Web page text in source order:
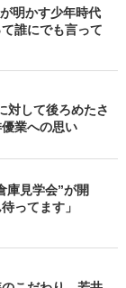
明かす少年時代
誰にでも言って
対して後ろめたさ
業への思い
庫見学会”が開
ってます」